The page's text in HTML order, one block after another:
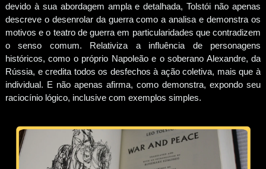
devido à sua abordagem ampla e detalhada, Tolstói não apenas
descreve o desenrolar da guerra como a analisa e demonstra os
motivos e o teatro de guerra em particularidades que contradizem
o senso comum. Relativiza a influência de personagens
históricos, como o próprio Napoleão e o soberano Alexandre, da
Rússia, e credita todos os desfechos à ação coletiva, mais que à
individual. E não apenas afirma, como demonstra, expondo seu
raciocínio lógico, inclusive com exemplos simples.